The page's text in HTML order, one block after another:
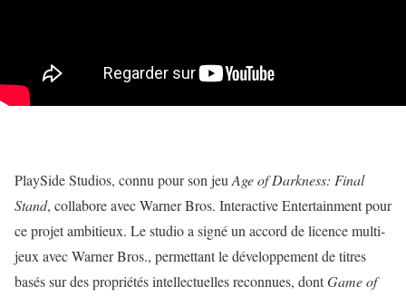
PlaySide Studios, connu pour son jeu Age of Darkness: Final
Stand, collabore avec Warner Bros. Interactive Entertainment pour
ce projet ambitieux. Le studio a signé un accord de licence multi-
jeux avec Warner Bros., permettant le développement de titres
basés sur des propriétés intellectuelles reconnues, dontGame of